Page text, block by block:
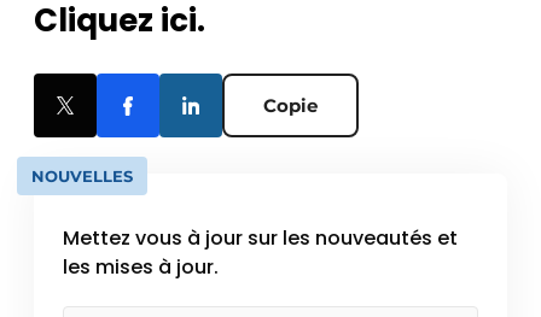
Cliquez ici.
Copie
NOUVELLES
Mettez vous à jour sur les nouveautés et
les mises à jour.